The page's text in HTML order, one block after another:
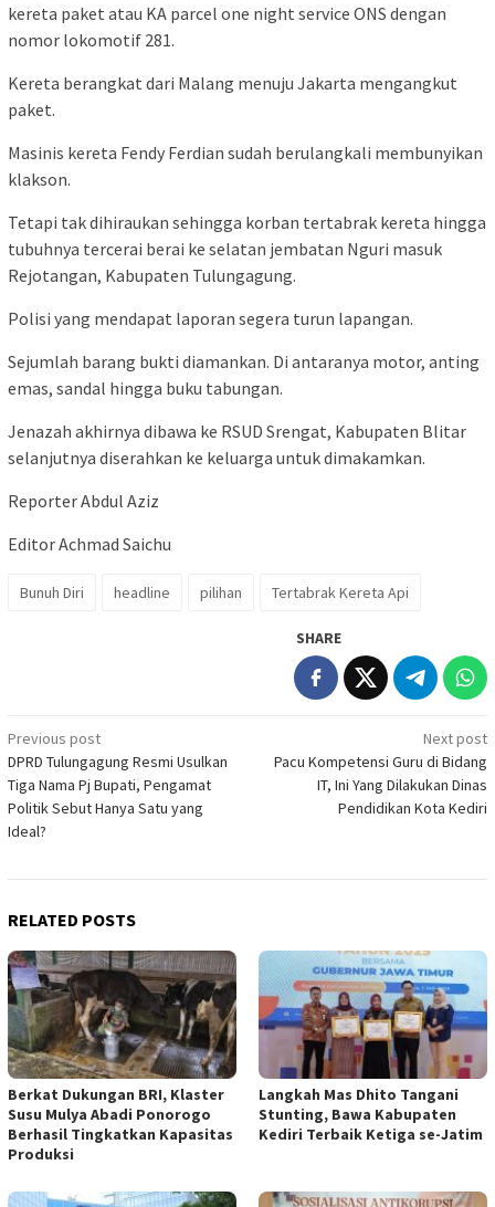
kereta paket atau KA parcel one night service ONS dengan
nomor lokomotif 281.
Kereta berangkat dari Malang menuju Jakarta mengangkut
paket.
Masinis kereta Fendy Ferdian sudah berulangkali membunyikan
klakson.
Tetapi tak dihiraukan sehingga korban tertabrak kereta hingga
tubuhnya tercerai berai ke selatan jembatan Nguri masuk
Rejotangan, Kabupaten Tulungagung.
Polisi yang mendapat laporan segera turun lapangan.
Sejumlah barang bukti diamankan. Di antaranya motor, anting
emas, sandal hingga buku tabungan.
Jenazah akhirnya dibawa ke RSUD Srengat, Kabupaten Blitar
selanjutnya diserahkan ke keluarga untuk dimakamkan.
Reporter Abdul Aziz
Editor Achmad Saichu
Bunuh Diri headline pilihan Tertabrak Kereta Api
SHARE
Post
navigation
Previous post
DPRD Tulungagung Resmi Usulkan
Tiga Nama Pj Bupati, Pengamat
Politik Sebut Hanya Satu yang
Ideal?
Next post
Pacu Kompetensi Guru di Bidang
IT, Ini Yang Dilakukan Dinas
Pendidikan Kota Kediri
RELATED POSTS
Berkat Dukungan BRI, Klaster
Susu Mulya Abadi Ponorogo
Berhasil Tingkatkan Kapasitas
Produksi
Langkah Mas Dhito Tangani
Stunting, Bawa Kabupaten
Kediri Terbaik Ketiga se-Jatim